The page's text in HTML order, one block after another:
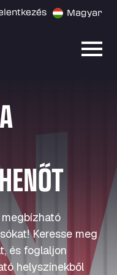
Magyar
Keresse meg
és foglaljon
helyszínekből